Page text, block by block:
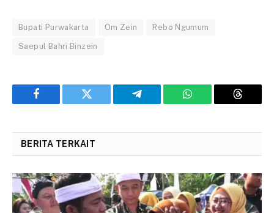
Bupati Purwakarta Om Zein Rebo Ngumum
Saepul Bahri Binzein
Facebook Twitter Telegram WhatsApp Threads
BERITA TERKAIT